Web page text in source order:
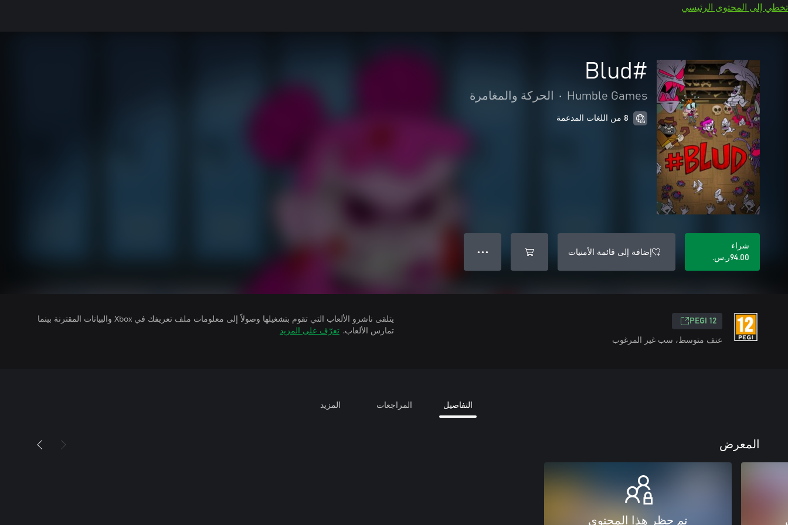
تخطي إلى المحتوى الرئيسي
#Blud
Humble Games
• الحركة والمغامرة
8 من اللغات المدعمة
شراء
‪ر.س.‏‎94.00‬
إضافة إلى قائمة الأمنيات ● ● ●
PEGI 12
عنف متوسط، سب غير المرغوب
يتلقى ناشرو الألعاب التي تقوم بتشغيلها وصولاً إلى معلومات ملف تعريفك في Xbox والبيانات المقترنة بينما
تمارس الألعاب. تعرّف على المزيد
التفاصيل المراجعات المزيد
المعرض
تم حظر هذا المحتوى